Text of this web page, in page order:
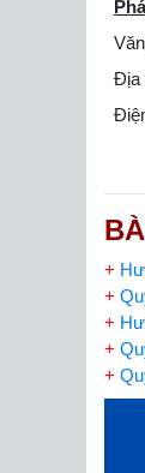
Địa
+
+
+
+
+